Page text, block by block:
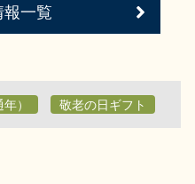
報一覧
） 敬老の日ギフト